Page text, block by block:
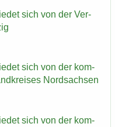
sich von der Ver­
sich von der kom­
Nord­sach­sen
sich von der kom­